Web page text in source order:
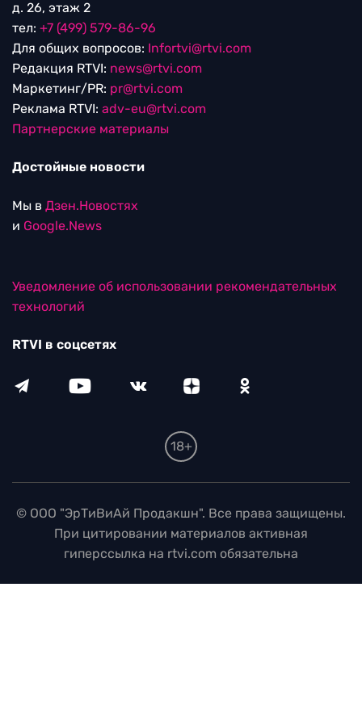
д. 26, этаж 2
тел: +7 (499) 579-86-96
Для общих вопросов: Infortvi@rtvi.com
Редакция RTVI: news@rtvi.com
Маркетинг/PR: pr@rtvi.com
Реклама RTVI: adv-eu@rtvi.com
Партнерские материалы
Достойные новости
Мы в Дзен.Новостях
и Google.News
Уведомление об использовании рекомендательных
технологий
RTVI в соцсетях
18+
© ООО "ЭрТиВиАй Продакшн". Все права защищены.
При цитировании материалов активная
гиперссылка на rtvi.com обязательна